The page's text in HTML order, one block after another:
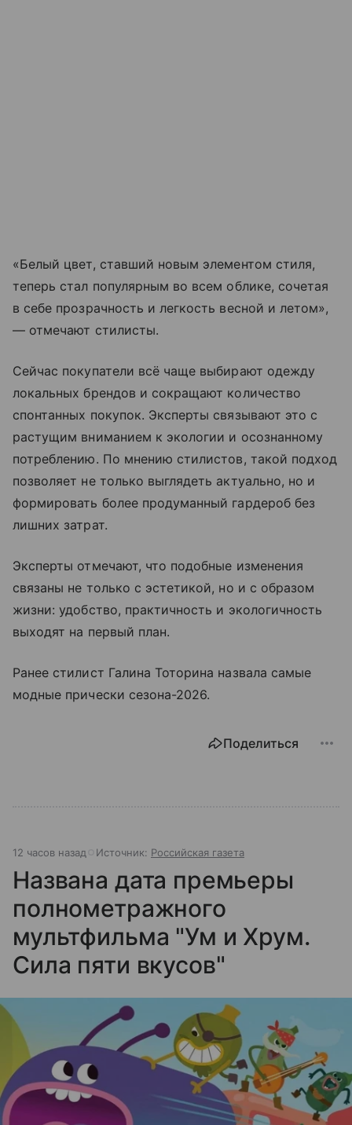
«Белый цвет, ставший новым элементом стиля,
теперь стал популярным во всем облике, сочетая
в себе прозрачность и легкость весной и летом»,
— отмечают стилисты.
Сейчас покупатели всё чаще выбирают одежду
локальных брендов и сокращают количество
спонтанных покупок. Эксперты связывают это с
растущим вниманием к экологии и осознанному
потреблению. По мнению стилистов, такой подход
позволяет не только выглядеть актуально, но и
формировать более продуманный гардероб без
лишних затрат.
Эксперты отмечают, что подобные изменения
связаны не только с эстетикой, но и с образом
жизни: удобство, практичность и экологичность
выходят на первый план.
Ранее стилист Галина Тоторина назвала самые
модные прически сезона-2026.
Поделиться
12 часов назад Источник: Российская газета
Названа дата премьеры
полнометражного
мультфильма "Ум и Хрум.
Сила пяти вкусов"